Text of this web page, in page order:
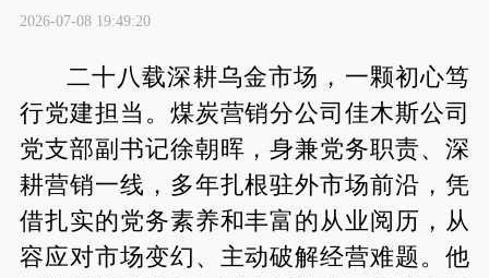
2026-07-08 19:49:20
二十八载深耕乌金市场，一颗初心笃
行党建担当。煤炭营销分公司佳木斯公司
党支部副书记徐朝晖，身兼党务职责、深
耕营销一线，多年扎根驻外市场前沿，凭
借扎实的党务素养和丰富的从业阅历，从
容应对市场变幻、主动破解经营难题。他